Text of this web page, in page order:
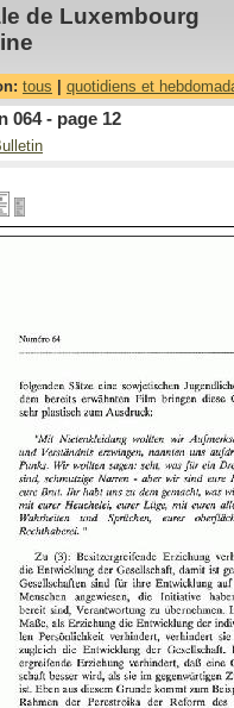
de Luxembourg
tous quotidiens et
064 - page 12